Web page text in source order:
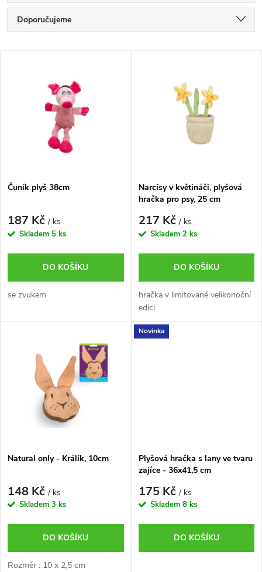
Ř
a
p
r
o
d
u
Doporučujeme
Nejprodávanější
Abecedně
s
p
r
d
u
Čuník plyš 38cm
187 Kč/ ks
Skladem 5 ks
DO KOŠÍKU
se zvukem
Narcisy v květináči, plyšová
hračka pro psy, 25 cm
217 Kč/ ks
Skladem 2 ks
DO KOŠÍKU
hračka v limitované velikonoční
edici
Natural only - Králík, 10cm
148 Kč/ ks
Skladem 3 ks
DO KOŠÍKU
Rozměr : 10 x 2,5 cm
Novinka
Plyšová hračka s lany ve tvaru
zajíce - 36x41,5 cm
175 Kč/ ks
Skladem 8 ks
DO KOŠÍKU